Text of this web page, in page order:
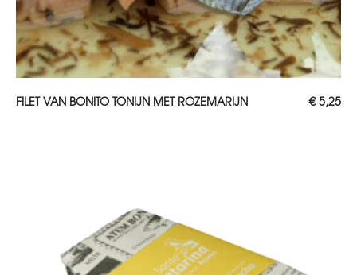
TOEVOEGEN AAN WINKELWAGEN
FILET VAN BONITO TONIJN MET ROZEMARIJN €5,25